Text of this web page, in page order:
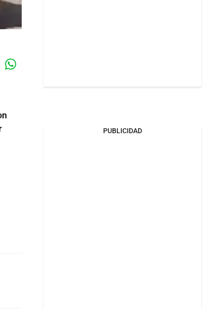
PUBLICIDAD